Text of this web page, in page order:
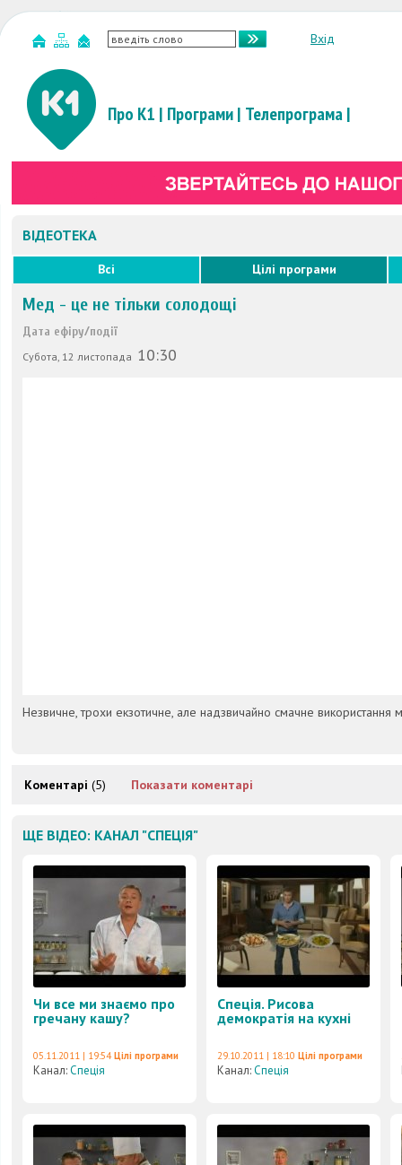
Вхід
Про К1 | Програми| Телепрограма|
ВІДЕОТЕКА
Всі Цілі програми
Мед - це не тільки солодощі
Дата ефіру/події
Субота, 12 листопада 10:30
Незвичне, трохи екзотичне, але надзвичайно смачне використання
Коментарі (5) Показати коментарі
ЩЕ ВІДЕО: КАНАЛ "СПЕЦІЯ"
Чи все ми знаємо про
гречану кашу?
05.11.2011 | 19:54 Цілі програми
Канал:Спеція
Спеція. Рисова
демократія на кухні
29.10.2011 | 18:10 Цілі програми
Канал:Спеція